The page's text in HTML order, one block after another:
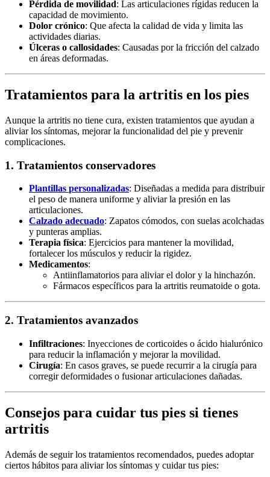
Pérdida de movilidad: Las articulaciones rígidas reducen la
capacidad de movimiento.
Dolor crónico: Que afecta la calidad de vida y limita las
actividades diarias.
Úlceras o callosidades: Causadas por la fricción del calzado
en áreas deformadas.
Tratamientos para la artritis en los pies
Aunque la artritis no tiene cura, existen tratamientos que ayudan a
aliviar los síntomas, mejorar la funcionalidad del pie y prevenir
complicaciones.
1. Tratamientos conservadores
Plantillas personalizadas: Diseñadas a medida para distribuir
el peso de manera uniforme y aliviar la presión en las
articulaciones.
Calzado adecuado: Zapatos cómodos, con suelas acolchadas
y punteras amplias.
Terapia física: Ejercicios para mantener la movilidad,
fortalecer los músculos y reducir la rigidez.
Medicamentos:
Antiinflamatorios para aliviar el dolor y la hinchazón.
Fármacos específicos para la artritis reumatoide o gota.
2. Tratamientos avanzados
Infiltraciones: Inyecciones de corticoides o ácido hialurónico
para reducir la inflamación y mejorar la movilidad.
Cirugía: En casos graves, se puede recurrir a la cirugía para
corregir deformidades o fusionar articulaciones dañadas.
Consejos para cuidar tus pies si tienes
artritis
Además de seguir los tratamientos recomendados, puedes adoptar
ciertos hábitos para aliviar los síntomas y cuidar tus pies: